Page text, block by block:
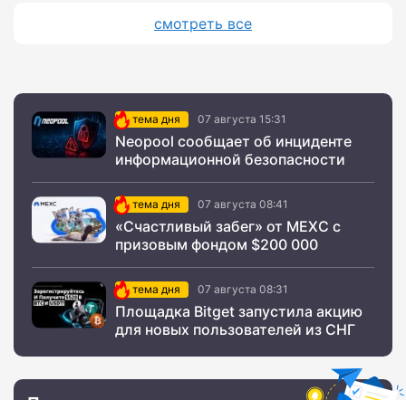
смотреть все
тема дня 07 августа 15:31
Neopool сообщает об инциденте
информационной безопасности
тема дня 07 августа 08:41
«Счастливый забег» от MEXC с
призовым фондом $200 000
тема дня 07 августа 08:31
Площадка Bitget запустила акцию
для новых пользователей из СНГ